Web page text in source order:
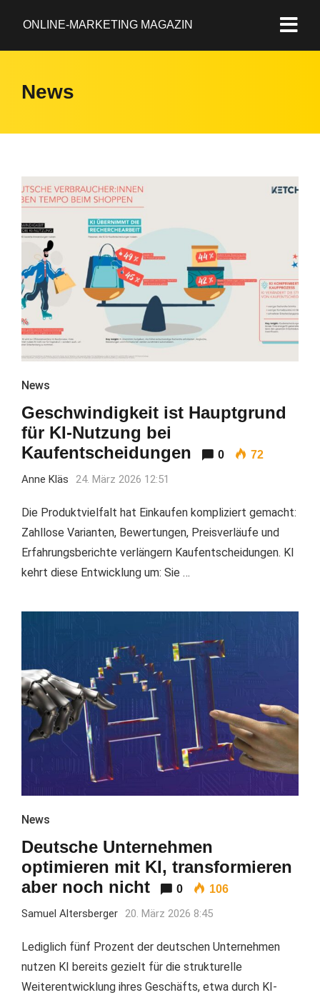
ONLINE-MARKETING MAGAZIN
News
News
Geschwindigkeit ist Hauptgrund
für KI-Nutzung bei
Kaufentscheidungen
0 72
Anne Kläs 24. März 2026 12:51
Die Produktvielfalt hat Einkaufen kompliziert gemacht:
Zahllose Varianten, Bewertungen, Preisverläufe und
Erfahrungsberichte verlängern Kaufentscheidungen. KI
kehrt diese Entwicklung um: Sie …
News
Deutsche Unternehmen
optimieren mit KI, transformieren
aber noch nicht
0 106
Samuel Altersberger 20. März 2026 8:45
Lediglich fünf Prozent der deutschen Unternehmen
nutzen KI bereits gezielt für die strukturelle
Weiterentwicklung ihres Geschäfts, etwa durch KI-